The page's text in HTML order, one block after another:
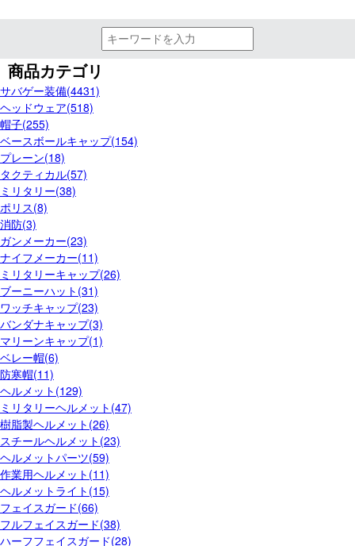
商品カテゴリ
サバゲー装備(4431)
ヘッドウェア(518)
帽子(255)
ベースボールキャップ(154)
プレーン(18)
タクティカル(57)
ミリタリー(38)
ポリス(8)
消防(3)
ガンメーカー(23)
ナイフメーカー(11)
ミリタリーキャップ(26)
ブーニーハット(31)
ワッチキャップ(23)
バンダナキャップ(3)
マリーンキャップ(1)
ベレー帽(6)
防寒帽(11)
ヘルメット(129)
ミリタリーヘルメット(47)
樹脂製ヘルメット(26)
スチールヘルメット(23)
ヘルメットパーツ(59)
作業用ヘルメット(11)
ヘルメットライト(15)
フェイスガード(66)
フルフェイスガード(38)
ハーフフェイスガード(28)